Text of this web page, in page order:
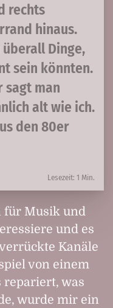
rechts
hinaus.
Dinge,
sein könnten.
sagt man
alt wie ich.
den 80er
Lesezeit: 1 Min.
für Musik und
und es
Kanäle
von einem
repariert, was
wurde mir ein